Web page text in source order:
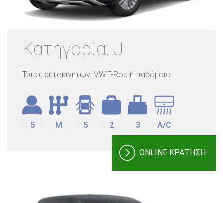
Κατηγορία: J
Τύποι αυτοκινήτων: VW T-Roc ή παρόμοιο
5 M 5 2 3 A/C
ONLINE ΚΡΑΤΗΣΗ